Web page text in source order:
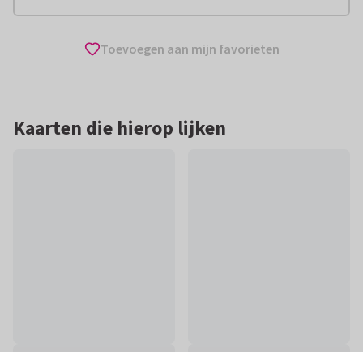
Toevoegen aan mijn favorieten
Kaarten die hierop lijken